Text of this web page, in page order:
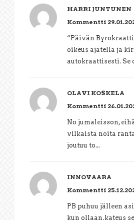
HARRI JUNTUNEN
Kommentti
“Päivän
oikeus ajatella ja
autokraattisesti. Se
OLAVI KOSKELA
Kommentti
No jumaleisson,
vilkaista noita
joutuu to...
INNOVAARA
Kommentti
PB puhuu jälleen
kun ollaan,kateus